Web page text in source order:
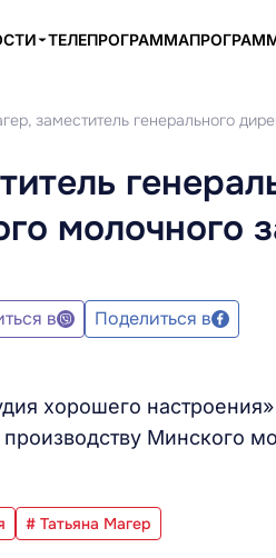
ТЕЛЕПРОГРАММА
заместитель генерального
молочного
в Поделиться в
хорошего
Минского
# Татьяна Магер